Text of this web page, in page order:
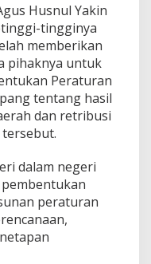
Husnul Yakin
tingginya
memberikan
pihaknya untuk
Peraturan
tentang hasil
dan retribusi
dalam negeri
peraturan